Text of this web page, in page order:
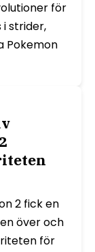
för
strider,
Pokemon
2 fick en
över och
för